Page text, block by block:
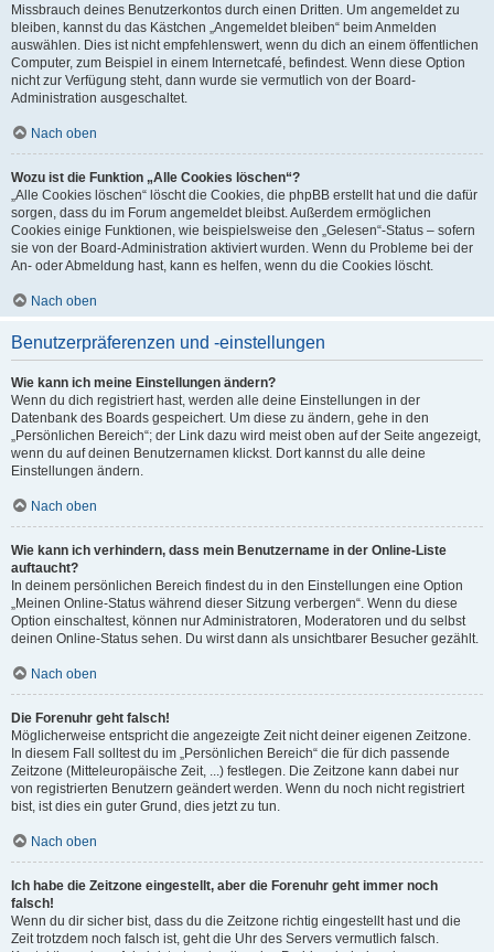
Missbrauch deines Benutzerkontos durch einen Dritten. Um angemeldet zu
bleiben, kannst du das Kästchen „Angemeldet bleiben“ beim Anmelden
auswählen. Dies ist nicht empfehlenswert, wenn du dich an einem öffentlichen
Computer, zum Beispiel in einem Internetcafé, befindest. Wenn diese Option
nicht zur Verfügung steht, dann wurde sie vermutlich von der Board-
Administration ausgeschaltet.
Nach oben
Wozu ist die Funktion „Alle Cookies löschen“?
„Alle Cookies löschen“ löscht die Cookies, die phpBB erstellt hat und die dafür
sorgen, dass du im Forum angemeldet bleibst. Außerdem ermöglichen
Cookies einige Funktionen, wie beispielsweise den „Gelesen“-Status – sofern
sie von der Board-Administration aktiviert wurden. Wenn du Probleme bei der
An- oder Abmeldung hast, kann es helfen, wenn du die Cookies löscht.
Nach oben
Benutzerpräferenzen und -einstellungen
Wie kann ich meine Einstellungen ändern?
Wenn du dich registriert hast, werden alle deine Einstellungen in der
Datenbank des Boards gespeichert. Um diese zu ändern, gehe in den
„Persönlichen Bereich“; der Link dazu wird meist oben auf der Seite angezeigt,
wenn du auf deinen Benutzernamen klickst. Dort kannst du alle deine
Einstellungen ändern.
Nach oben
Wie kann ich verhindern, dass mein Benutzername in der Online-Liste
auftaucht?
In deinem persönlichen Bereich findest du in den Einstellungen eine Option
„Meinen Online-Status während dieser Sitzung verbergen“. Wenn du diese
Option einschaltest, können nur Administratoren, Moderatoren und du selbst
deinen Online-Status sehen. Du wirst dann als unsichtbarer Besucher gezählt.
Nach oben
Die Forenuhr geht falsch!
Möglicherweise entspricht die angezeigte Zeit nicht deiner eigenen Zeitzone.
In diesem Fall solltest du im „Persönlichen Bereich“ die für dich passende
Zeitzone (Mitteleuropäische Zeit, ...) festlegen. Die Zeitzone kann dabei nur
von registrierten Benutzern geändert werden. Wenn du noch nicht registriert
bist, ist dies ein guter Grund, dies jetzt zu tun.
Nach oben
Ich habe die Zeitzone eingestellt, aber die Forenuhr geht immer noch
falsch!
Wenn du dir sicher bist, dass du die Zeitzone richtig eingestellt hast und die
Zeit trotzdem noch falsch ist, geht die Uhr des Servers vermutlich falsch.